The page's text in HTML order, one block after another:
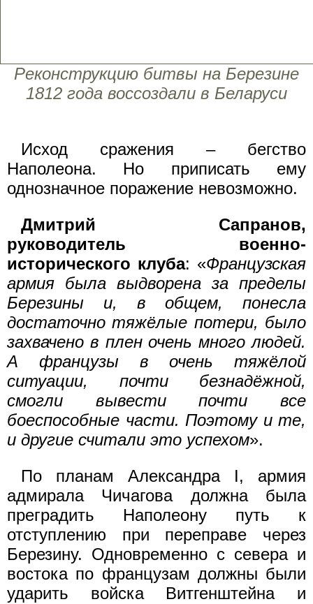
Реконструкцию битвы на Березине
1812 года воссоздали в Беларуси
Исход сражения – бегство
Наполеона. Но приписать ему
однозначное поражение невозможно.
Дмитрий Сапранов,
руководитель военно-
исторического клуба: «Французская
армия была выдворена за пределы
Березины и, в общем, понесла
достаточно тяжёлые потери, было
захвачено в плен очень много людей.
А французы в очень тяжёлой
ситуации, почти безнадёжной,
смогли вывести почти все
боеспособные части. Поэтому и те,
и другие считали это успехом».
По планам Александра I, армия
адмирала Чичагова должна была
преградить Наполеону путь к
отступлению при переправе через
Березину. Одновременно с севера и
востока по французам должны были
ударить войска Витгенштейна и